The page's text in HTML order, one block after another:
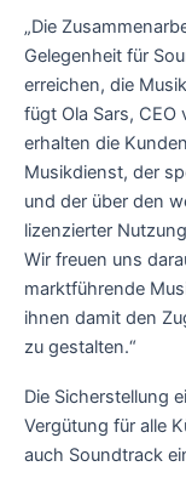
„Die
Gelegenheit für
erreichen, die
fügt Ola Sars,
erhalten die
Musikdienst, der
und der über den
lizenzierter
Wir freuen uns
marktführende
ihnen damit den
zu gestalten.“
Die Sicherstellung
Vergütung für alle
auch Soundtrack